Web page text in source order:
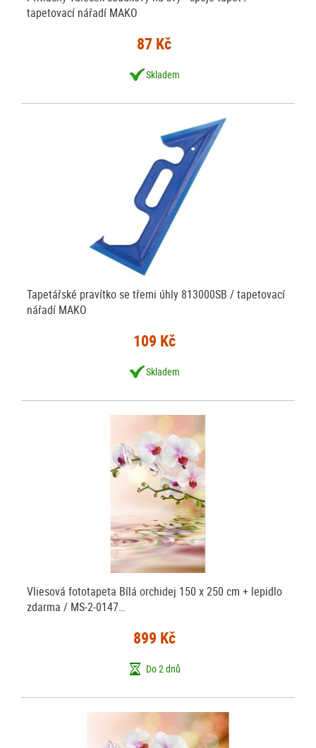
tapetovací nářadí MAKO
87 Kč
Skladem
Tapetářské pravítko se třemi úhly 813000SB / tapetovací
nářadí MAKO
109 Kč
Skladem
Vliesová fototapeta Bílá orchidej 150 x 250 cm + lepidlo
zdarma / MS-2-0147…
899 Kč
Do 2 dnů